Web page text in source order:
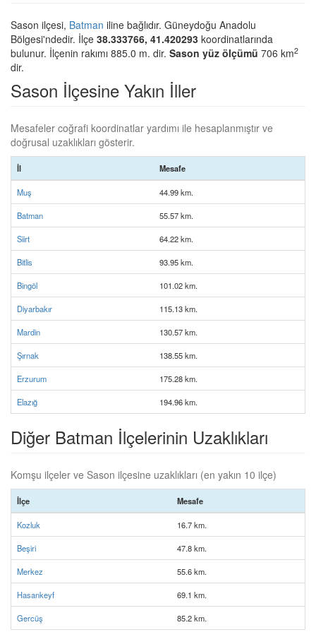
Sason ilçesi, Batman iline bağlıdır. Güneydoğu Anadolu
Bölgesi'ndedir. İlçe 38.333766, 41.420293 koordinatlarında
bulunur. İlçenin rakımı 885.0 m. dir. Sason yüz ölçümü 706 km2
dir.
Sason İlçesine Yakın İller
Mesafeler coğrafi koordinatlar yardımı ile hesaplanmıştır ve
doğrusal uzaklıkları gösterir.
İl Mesafe
Muş 44.99 km.
Batman 55.57 km.
Siirt 64.22 km.
Bitlis 93.95 km.
Bingöl 101.02 km.
Diyarbakır 115.13 km.
Mardin 130.57 km.
Şırnak 138.55 km.
Erzurum 175.28 km.
Elazığ 194.96 km.
Diğer Batman İlçelerinin Uzaklıkları
Komşu ilçeler ve Sason ilçesine uzaklıkları (en yakın 10 ilçe)
İlçe Mesafe
Kozluk 16.7 km.
Beşiri 47.8 km.
Merkez 55.6 km.
Hasankeyf 69.1 km.
Gercüş 85.2 km.